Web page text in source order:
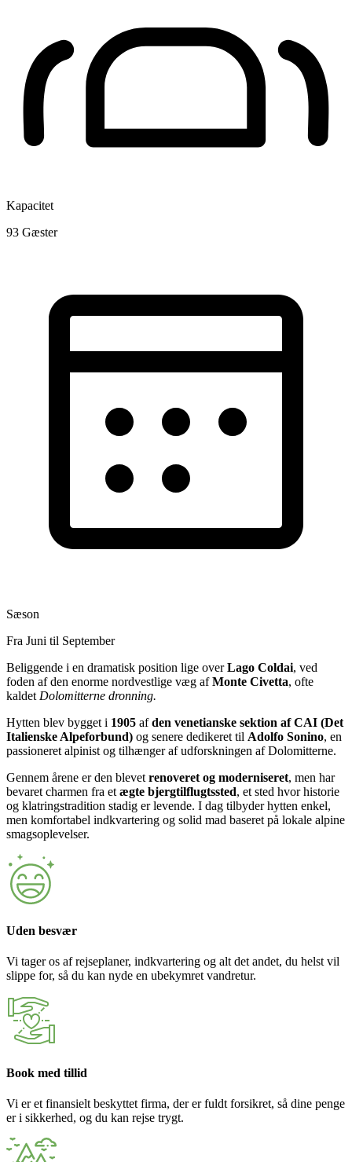
Kapacitet
93 Gæster
Sæson
Fra Juni til September
Beliggende i en dramatisk position lige overLago Coldai, ved
foden af den enorme nordvestlige væg afMonte Civetta, ofte
kaldet Dolomitterne dronning.
Hytten blev bygget i 1905 afden venetianske sektion af CAI (Det
Italienske Alpeforbund) og senere dedikeret til Adolfo Sonino, en
passioneret alpinist og tilhænger af udforskningen af Dolomitterne.
Gennem årene er den blevet renoveret og moderniseret, men har
bevaret charmen fra et ægte bjergtilflugtssted, et sted hvor historie
og klatringstradition stadig er levende. I dag tilbyder hytten enkel,
men komfortabel indkvartering og solid mad baseret på lokale alpine
smagsoplevelser.
Uden besvær
Vi tager os af rejseplaner, indkvartering og alt det andet, du helst vil
slippe for, så du kan nyde en ubekymret vandretur.
Book med tillid
Vi er et finansielt beskyttet firma, der er fuldt forsikret, så dine penge
er i sikkerhed, og du kan rejse trygt.